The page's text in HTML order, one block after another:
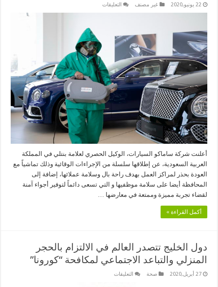
22 يونيو,2020 غير مصنف التعليقاتعلى
إجراءات
العودة
بحذر
لراحة
وسلامة
عملائها
مغلقة
أعلنت شركة ساماكو السيارات، الوكيل الحصري لعلامة بنتلي في المملكة
العربية السعودية، عن إطلاقها سلسلة من الإجراءات الوقائية وذلك تماشياً مع
العودة بحذر لمراكز العمل بهدف راحة بال وسلامة عملائها، إضافة إلى
المحافظة أيضا على سلامة موظفيها و التي تسعى دائماً لتوفير أجواء آمنة
لقضاء تجربة مميزة وممتعة في معارضها …
أكمل القراءة »
دول الخليج تتصدر العالم في الالتزام بالحجر
المنزلي والتباعد الاجتماعي لمكافحة “كورونا”
27 أبريل,2020 صحة التعليقاتعلى